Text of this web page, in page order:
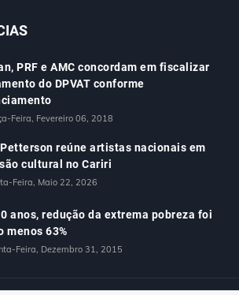
PRF e AMC concordam em fiscalizar
do DPVAT conforme
Feira, Fevereiro 06, 2018
reúne artistas nacionais em
cultural no Cariri
Feira, Maio 22, 2026
anos, redução da extrema pobreza foi
menos 63%
Feira, Dezembro 31, 2015